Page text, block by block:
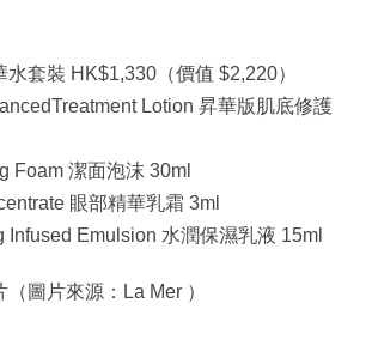
水套裝 HK$1,330（價值 $2,220）
Lotion 昇華版肌底修護
Foam 潔面泡沫 30ml
眼部精華乳霜 3ml
Infused Emulsion 水潤保濕乳液 15ml
（圖片來源：La Mer ）